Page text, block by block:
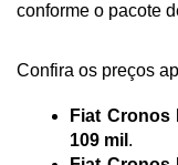
conforme o pacote
Confira os preços
Fiat Cronos
109 mil .